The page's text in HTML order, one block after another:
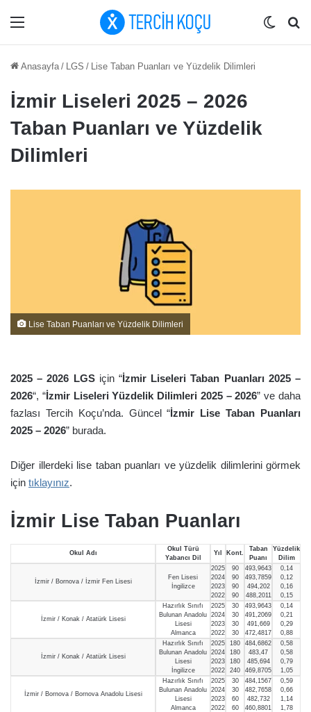
Menü Dış
Anasayfa / LGS / Lise Taban Puanları ve Yüzdelik Dilimleri
İzmir Liseleri 2025 – 2026
Taban Puanları ve Yüzdelik
Dilimleri
Lise Taban Puanları ve Yüzdelik Dilimleri
2025 – 2026 LGSiçin “İzmir Liseleri Taban Puanları 2025 –
2026“, “İzmir Liseleri Yüzdelik Dilimleri 2025 – 2026” ve daha
fazlası Tercih Koçu’nda. Güncel “İzmir Lise Taban Puanları
2025 – 2026” burada.
Diğer illerdeki lise taban puanları ve yüzdelik dilimlerini görmek
için tıklayınız.
İzmir Lise Taban Puanları
Okul Adı
Okul Türü
Yabancı Dil
Yıl Kont.
Taban
Puanı
Yüzdelik
Dilim
İzmir / Bornova / İzmir Fen Lisesi
Fen Lisesi
İngilizce
2025
2024
2023
2022
90
90
90
90
493,9643
493,7859
494,202
488,2011
0,14
0,12
0,16
0,15
İzmir / Konak / Atatürk Lisesi
Hazırlık Sınıfı
Bulunan Anadolu
Lisesi
Almanca
2025
2024
2023
2022
30
30
30
30
493,9643
491,2069
491,669
472,4817
0,14
0,21
0,29
0,88
İzmir / Konak / Atatürk Lisesi
Hazırlık Sınıfı
Bulunan Anadolu
Lisesi
İngilizce
2025
2024
2023
2022
180
180
180
240
484,6862
483,47
485,694
469,8705
0,58
0,58
0,79
1,05
İzmir / Bornova / Bornova Anadolu Lisesi
Hazırlık Sınıfı
Bulunan Anadolu
Lisesi
Almanca
2025
2024
2023
2022
30
30
60
60
484,1567
482,7658
482,732
460,8801
0,59
0,66
1,14
1,78